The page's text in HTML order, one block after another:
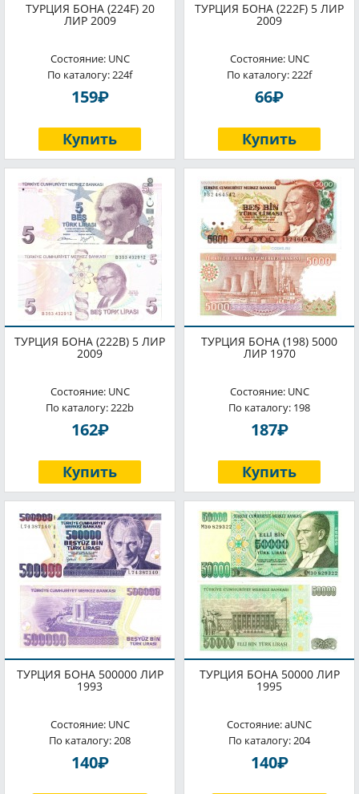
ТУРЦИЯ БОНА (224F) 20
ЛИР 2009
Состояние: UNC
По каталогу: 224f
159P
Купить
ТУРЦИЯ БОНА (222F) 5 ЛИР
2009
Состояние: UNC
По каталогу: 222f
66P
Купить
ТУРЦИЯ БОНА (222B) 5 ЛИР
2009
Состояние: UNC
По каталогу: 222b
162P
Купить
ТУРЦИЯ БОНА (198) 5000
ЛИР 1970
Состояние: UNC
По каталогу: 198
187P
Купить
ТУРЦИЯ БОНА 500000 ЛИР
1993
Состояние: UNC
По каталогу: 208
140P
ТУРЦИЯ БОНА 50000 ЛИР
1995
Состояние: aUNC
По каталогу: 204
140P